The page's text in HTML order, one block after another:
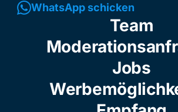
WhatsApp schicken
Team
Jobs